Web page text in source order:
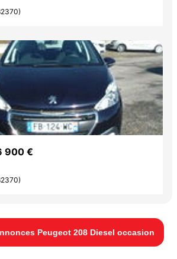
900 €
Peugeot 208 Diesel occasion